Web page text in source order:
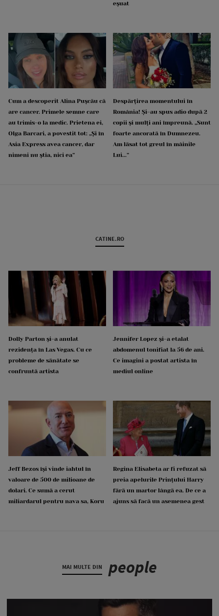
eșuat
Cum a descoperit Alina Pușcău că
are cancer. Primele semne care
au trimis-o la medic. Prietena ei,
Olga Barcari, a povestit tot: „Și în
Asia Express avea cancer, dar
nimeni nu știa, nici ea”
Despărțirea momentului în
România! Și-au spus adio după 2
copii și mulți ani împreună. „Sunt
foarte ancorată în Dumnezeu.
Am lăsat tot greul în mâinile
Lui...”
CATINE.RO
Dolly Parton și-a anulat
rezidența în Las Vegas. Cu ce
probleme de sănătate se
confruntă artista
Jennifer Lopez și-a etalat
abdomenul tonifiat la 56 de ani.
Ce imagini a postat artista în
mediul online
Jeff Bezos își vinde iahtul în
valoare de 500 de milioane de
dolari. Ce sumă a cerut
miliardarul pentru nava sa, Koru
Regina Elisabeta ar fi refuzat să
preia apelurile Prințului Harry
fără un martor lângă ea. De ce a
ajuns să facă un asemenea gest
MAI MULTE DIN people